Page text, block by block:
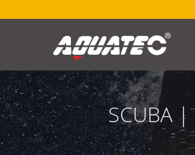
تنبيه الغوص، تنبيه الغوص العميق | شركة تصنيع معدات الغوص | SCUBA